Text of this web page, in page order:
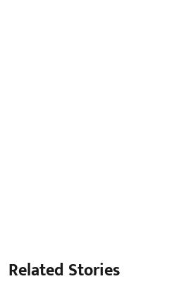
Related Stories